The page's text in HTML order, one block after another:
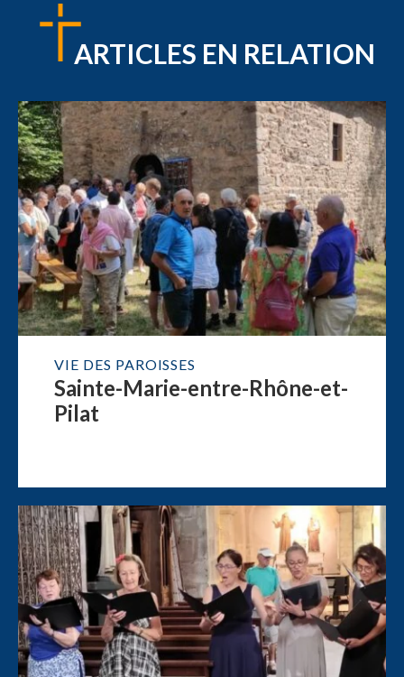
ARTICLES EN RELATION
VIE DES PAROISSES
Sainte-Marie-entre-Rhône-et-
Pilat